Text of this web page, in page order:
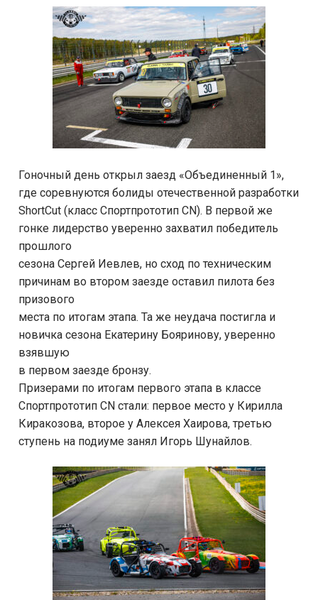
Гоночный день открыл заезд «Объединенный 1»,
где соревнуются болиды отечественной разработки
ShortCut (класс Спортпрототип CN). В первой же
гонке лидерство уверенно захватил победитель
прошлого
сезона Сергей Иевлев, но сход по техническим
причинам во втором заезде оставил пилота без
призового
места по итогам этапа. Та же неудача постигла и
новичка сезона Екатерину Бояринову, уверенно
взявшую
в первом заезде бронзу.
Призерами по итогам первого этапа в классе
Спортпрототип CN стали: первое место у Кирилла
Киракозова, второе у Алексея Хаирова, третью
ступень на подиуме занял Игорь Шунайлов.